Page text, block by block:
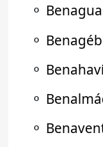
⚬
⚬
⚬
⚬
⚬